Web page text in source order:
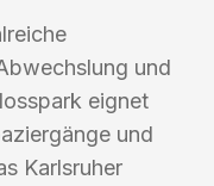
und
eignet
und
Karlsruher